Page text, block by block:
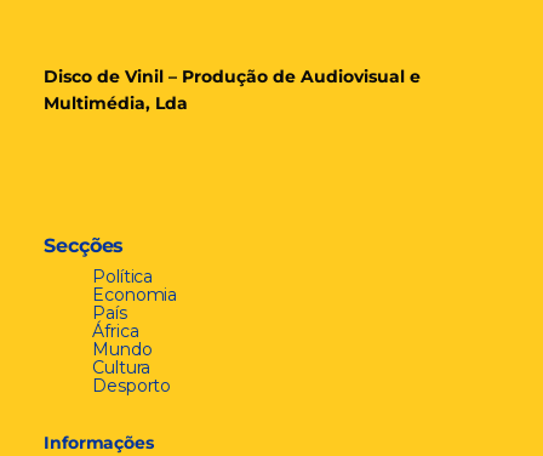
Disco de Vinil – Produção de Audiovisual e
Multimédia, Lda
Secções
Política
Economia
País
África
Mundo
Cultura
Desporto
Informações